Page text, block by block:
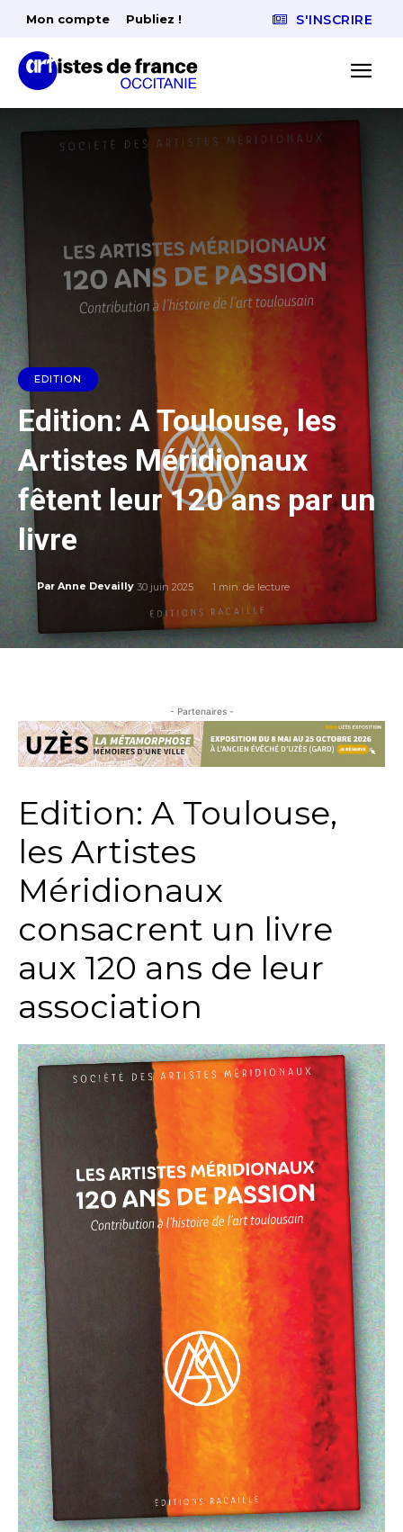
Mon compte Publiez ! S'INSCRIRE
EDITION
Edition: A Toulouse, les
Artistes Méridionaux
fêtent leur 120 ans par un
livre
Par Anne Devailly 30 juin 2025 1 min. de lecture
- Partenaires -
Edition: A Toulouse,
les Artistes
Méridionaux
consacrent un livre
aux 120 ans de leur
association